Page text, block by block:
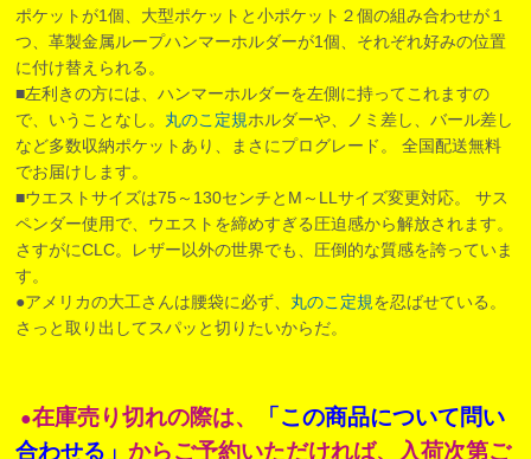
ポケットが1個、大型ポケットと小ポケット２個の組み合わせが１
つ、革製金属ループハンマーホルダーが1個、それぞれ好みの位置
に付け替えられる。
■左利きの方には、ハンマーホルダーを左側に持ってこれますの
で、いうことなし。 丸のこ定規ホルダーや、ノミ差し、バール差し
など多数収納ポケットあり、まさにプログレード。 全国配送無料
でお届けします。
■ウエストサイズは75～130センチとM～LLサイズ変更対応。 サス
ペンダー使用で、ウエストを締めすぎる圧迫感から解放されます。
さすがにCLC。レザー以外の世界でも、圧倒的な質感を誇っていま
す。
●アメリカの大工さんは腰袋に必ず、 丸のこ定規を忍ばせている。
さっと取り出してスパッと切りたいからだ。
●在庫売り切れの際は、
「この商品について問い
合わせる」からご予約いただければ、入荷次第ご